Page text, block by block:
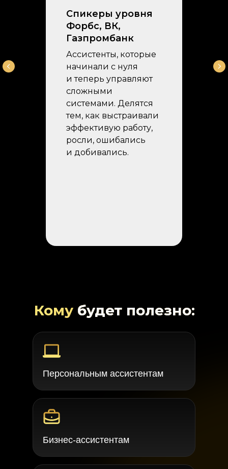
Спикеры уровня
Форбс, ВК,
Газпромбанк
Ассистенты, которые
начинали с нуля
и теперь управляют
сложными
системами. Делятся
тем, как выстраивали
эффективую работу,
росли, ошибались
и добивались.
Кому будет полезно:
Бизнес-ассистентам
Персональным ассистентам